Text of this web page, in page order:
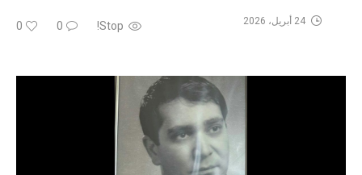
Stop!
0
0 24 أبريل، 2026